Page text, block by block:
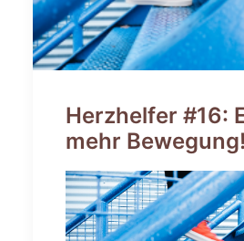
Herzhelfer #16:
mehr Bewegung!